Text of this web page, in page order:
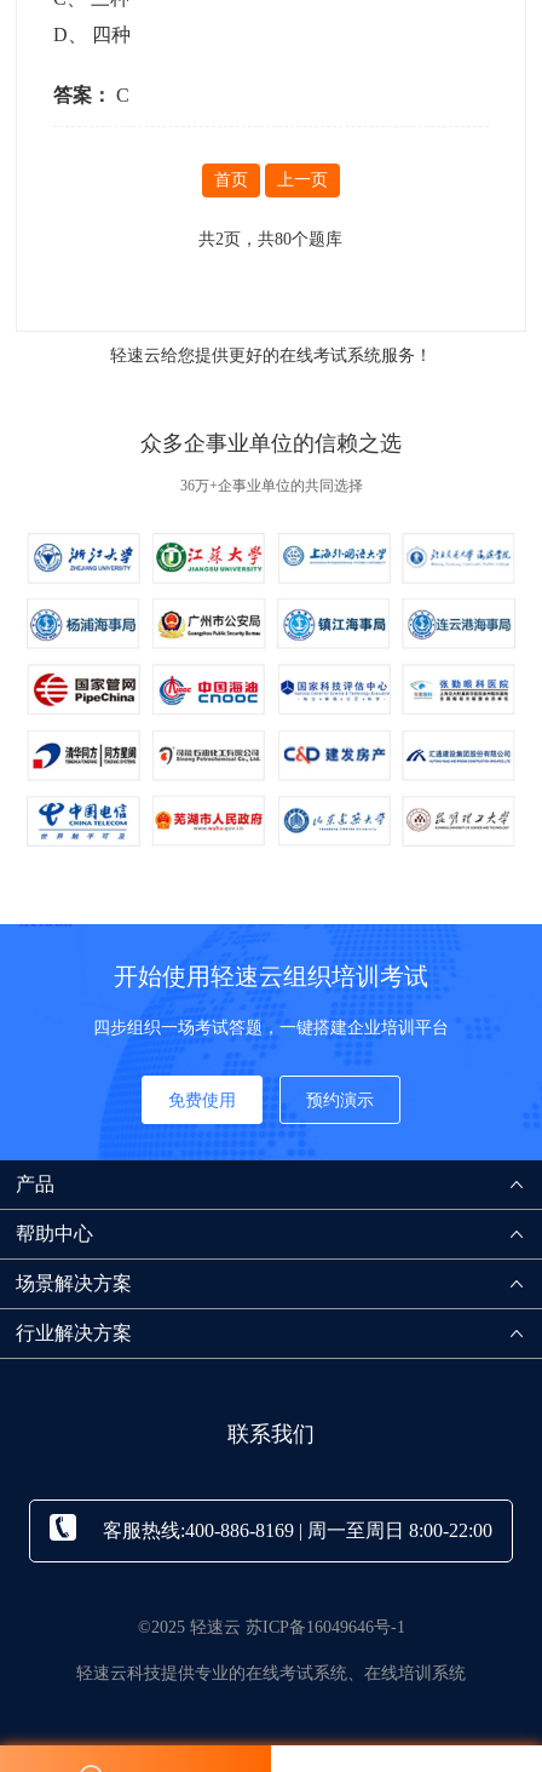
D
四种
答案： C
首页 上一页
共2页，共80个题库
轻速云给您提供更好的在线考试系统服务！
众多企事业单位的信赖之选
36万+企事业单位的共同选择
开始使用轻速云组织培训考试
四步组织一场考试答题，一键搭建企业培训平台
免费使用 预约演示
产品
帮助中心
场景解决方案
行业解决方案
联系我们
客服热线:400-886-8169 | 周一至周日 8:00-22:00
©2025 轻速云 苏ICP备16049646号-1
轻速云科技提供专业的在线考试系统、在线培训系统